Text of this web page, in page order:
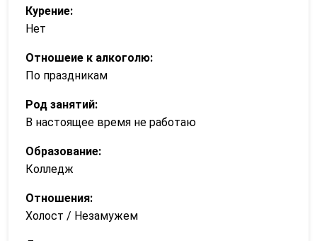
Курение:
Нет
Отношеие к алкоголю:
По праздникам
Род занятий:
В настоящее время не работаю
Образование:
Колледж
Отношения:
Холост / Незамужем